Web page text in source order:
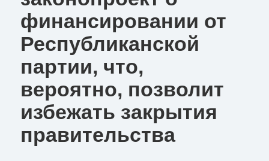
финансировании от
Республиканской
партии, что,
вероятно, позволит
избежать закрытия
правительства